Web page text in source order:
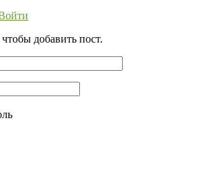
добавить пост.